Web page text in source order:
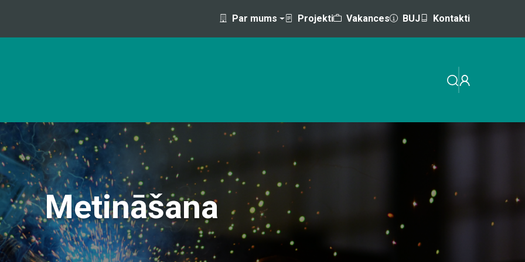
Par mums Projekti Vakances BUJ Kontakti
MĀCĪBAS AR VALSTS / ES ATBALSTU
Metināšana